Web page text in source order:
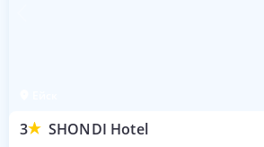
3 SHONDI Hotel